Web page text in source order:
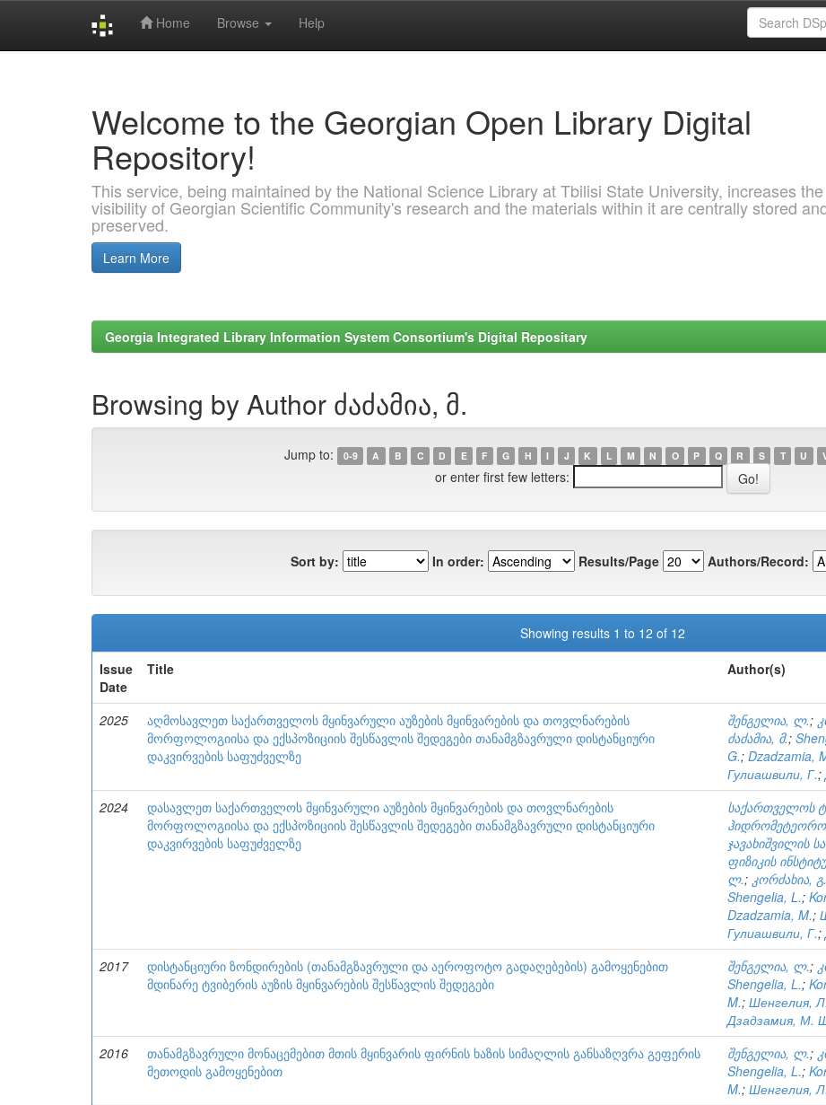
Home Browse Help
Welcome to the Georgian Open Library Digital
Repository!
This service, being maintained by the National Science Library at Tbilisi State University, increases the
visibility of Georgian Scientific Community's research and the materials within it are centrally stored
preserved.
Learn More
Georgia Integrated Library Information System Consortium's Digital Repositary
Browsing by Author ძაძამია, მ.
Jump to: 0-9 A B C D E F G H I J K L M N O P Q R S T U
or enter first few letters:
Sort by: In order: Results/Page Authors/Record:
Showing results 1 to 12 of 12
Issue
Date
Title Author(s)
2025
აღმოსავლეთ საქართველოს მყინვარული აუზების მყინვარების და თოვლნარების
მორფოლოგიისა და ექსპოზიციის შესწავლის შედეგები თანამგზავრული დისტანციური
დაკვირვების საფუძველზე
შენგელია, ლ.;
ძაძამია, მ.;
G.; Dzadzamia,
Гулиашвили, Г.;
2024
დასავლეთ საქართველოს მყინვარული აუზების მყინვარების და თოვლნარების
მორფოლოგიისა და ექსპოზიციის შესწავლის შედეგები თანამგზავრული დისტანციური
დაკვირვების საფუძველზე
საქართველოს
ჯავახიშვილის
ფიზიკის
ლ.; კორძახია, გ.
Shengelia, L.;
Dzadzamia, M.;
Гулиашвили, Г.;
2017
დისტანციური ზონდირების (თანამგზავრული და აეროფოტო გადაღებების) გამოყენებით
მდინარე ტვიბერის აუზის მყინვარების შესწავლის შედეგები
შენგელია, ლ.;
Shengelia, L.;
M.; Шенгелия,
Дзадзамия, М.
2016
თანამგზავრული მონაცემებით მთის მყინვარის ფირნის ხაზის სიმაღლის განსაზღვრა გეფერის
მეთოდის გამოყენებით
შენგელია, ლ.;
Shengelia, L.;
M.; Шенгелия,